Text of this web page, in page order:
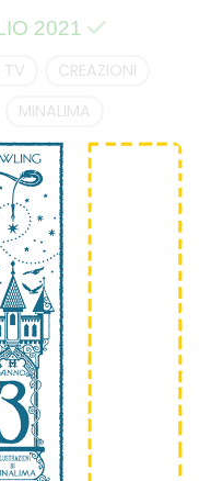
2021
TV
CREAZIONI
MINALIMA